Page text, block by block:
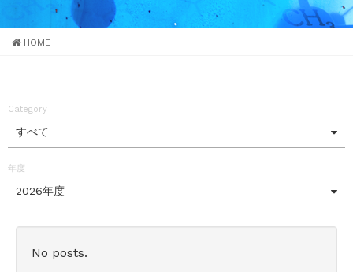
HOME
Category
すべて
年度
2026年度
No posts.